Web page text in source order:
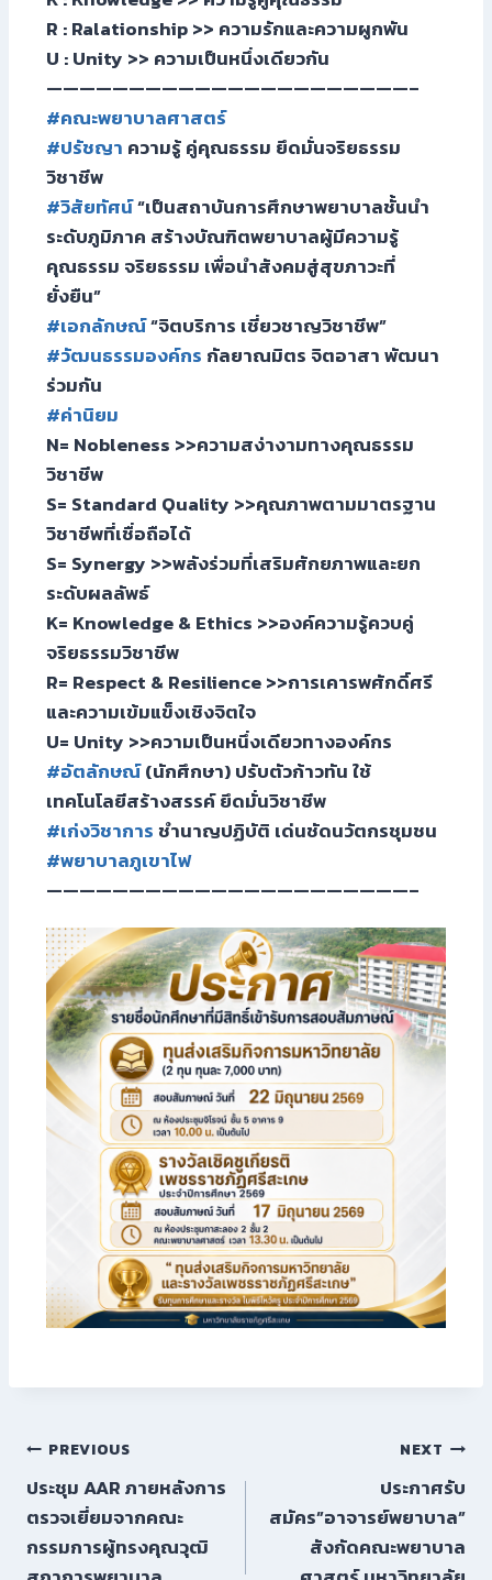
R : Ralationship >> ความรักและความผูกพัน
U : Unity >> ความเป็นหนึ่งเดียวกัน
——————————————————————–
#คณะพยาบาลศาสตร์
#ปรัชญา ความรู้ คู่คุณธรรม ยึดมั่นจริยธรรม
วิชาชีพ
#วิสัยทัศน์“เป็นสถาบันการศึกษาพยาบาลชั้นนำ
ระดับภูมิภาค สร้างบัณฑิตพยาบาลผู้มีความรู้
คุณธรรม จริยธรรม เพื่อนำสังคมสู่สุขภาวะที่
ยั่งยืน”
#เอกลักษณ์“จิตบริการ เชี่ยวชาญวิชาชีพ”
#วัฒนธรรมองค์กร กัลยาณมิตร จิตอาสา พัฒนา
ร่วมกัน
#ค่านิยม
N= Nobleness >>ความสง่างามทางคุณธรรม
วิชาชีพ
S= Standard Quality >>คุณภาพตามมาตรฐาน
วิชาชีพที่เชื่อถือได้
S= Synergy >>พลังร่วมที่เสริมศักยภาพและยก
ระดับผลลัพธ์
K= Knowledge & Ethics >>องค์ความรู้ควบคู่
จริยธรรมวิชาชีพ
R= Respect & Resilience >>การเคารพศักดิ์ศรี
และความเข้มแข็งเชิงจิตใจ
U= Unity >>ความเป็นหนึ่งเดียวทางองค์กร
#อัตลักษณ์(นักศึกษา) ปรับตัวก้าวทัน ใช้
เทคโนโลยีสร้างสรรค์ ยึดมั่นวิชาชีพ
#เก่งวิชาการชำนาญปฏิบัติ เด่นชัดนวัตกรชุมชน
#พยาบาลภูเขาไฟ
——————————————————————–
PREVIOUS
ประชุม AAR ภายหลังการ
ตรวจเยี่ยมจากคณะ
กรรมการผู้ทรงคุณวุฒิ
NEXT
ประกาศรับ
สมัคร”อาจารย์พยาบาล”
สังกัดคณะพยาบาล